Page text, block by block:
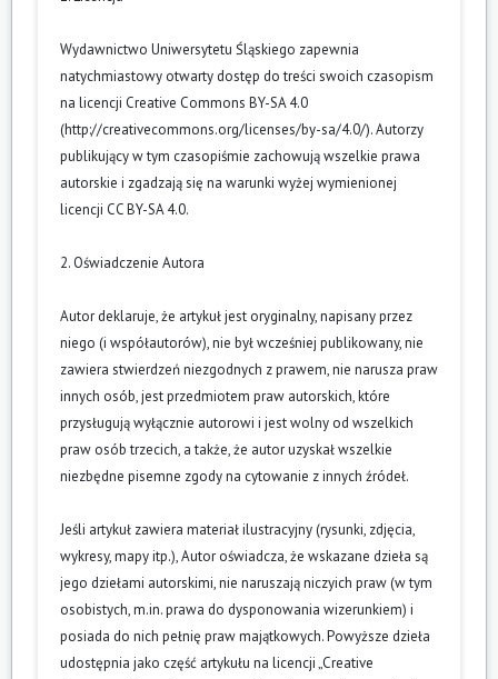
Wydawnictwo Uniwersytetu Śląskiego zapewnia
natychmiastowy otwarty dostęp do treści swoich czasopism
na licencji Creative Commons BY-SA 4.0
(http://creativecommons.org/licenses/by-sa/4.0/). Autorzy
publikujący w tym czasopiśmie zachowują wszelkie prawa
autorskie i zgadzają się na warunki wyżej wymienionej
licencji CC BY-SA 4.0.
2. Oświadczenie Autora
Autor deklaruje, że artykuł jest oryginalny, napisany przez
niego (i współautorów), nie był wcześniej publikowany, nie
zawiera stwierdzeń niezgodnych z prawem, nie narusza praw
innych osób, jest przedmiotem praw autorskich, które
przysługują wyłącznie autorowi i jest wolny od wszelkich
praw osób trzecich, a także, że autor uzyskał wszelkie
niezbędne pisemne zgody na cytowanie z innych źródeł.
Jeśli artykuł zawiera materiał ilustracyjny (rysunki, zdjęcia,
wykresy, mapy itp.), Autor oświadcza, że wskazane dzieła są
jego dziełami autorskimi, nie naruszają niczyich praw (w tym
osobistych, m.in. prawa do dysponowania wizerunkiem) i
posiada do nich pełnię praw majątkowych. Powyższe dzieła
udostępnia jako część artykułu na licencji „Creative